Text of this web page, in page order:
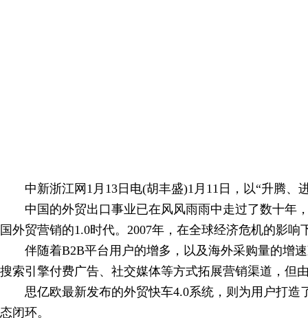
中新浙江网1月13日电(胡丰盛)1月11日，以“升腾、
中国的外贸出口事业已在风风雨雨中走过了数十年，
国外贸营销的1.0时代。2007年，在全球经济危机的影
伴随着B2B平台用户的增多，以及海外采购量的增速
搜索引擎付费广告、社交媒体等方式拓展营销渠道，但
思亿欧最新发布的外贸快车4.0系统，则为用户打造
态闭环。